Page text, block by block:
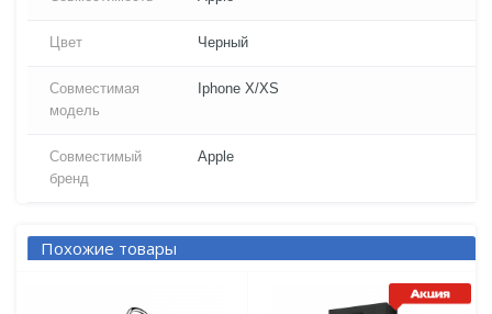
Цвет Черный
Совместимая
модель
Iphone X/XS
Совместимый
бренд
Apple
Похожие товары